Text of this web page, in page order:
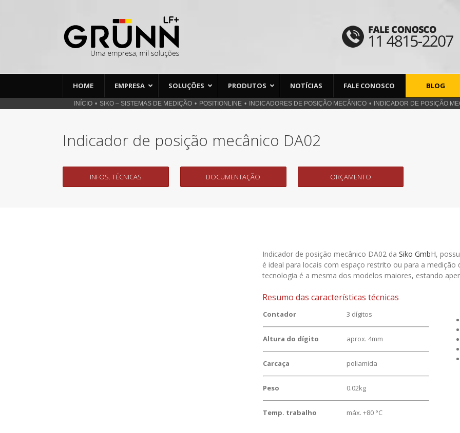
HOME EMPRESA SOLUÇÕES PRODUTOS NOTÍCIAS FALE CONOSCO BLOG
INÍCIO SIKO – SISTEMAS DE MEDIÇÃO POSITIONLINE INDICADORES DE POSIÇÃO MECÂNICO INDICADOR DE POSIÇÃO
Indicador de posição mecânico DA02
INFOS. TÉCNICAS DOCUMENTAÇÃO ORÇAMENTO
Indicador de posição mecânico DA02 daSiko GmbH,
é ideal para locais com espaço restrito ou para a medição
tecnologia é a mesma dos modelos maiores, estando
Resumo das características técnicas
Contador 3 dígitos
Altura do dígito aprox. 4mm
Carcaça poliamida
Peso 0.02kg
Temp. trabalho máx. +80 °C